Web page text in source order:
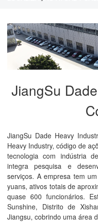
JiangSu
JiangSu Dade Heavy
Heavy Industry, código de
tecnologia com indústria
integra pesquisa e
serviços. A empresa tem
yuans, ativos totais de
quase 600 funcionários.
Sunshine, Distrito de
Jiangsu, cobrindo uma área